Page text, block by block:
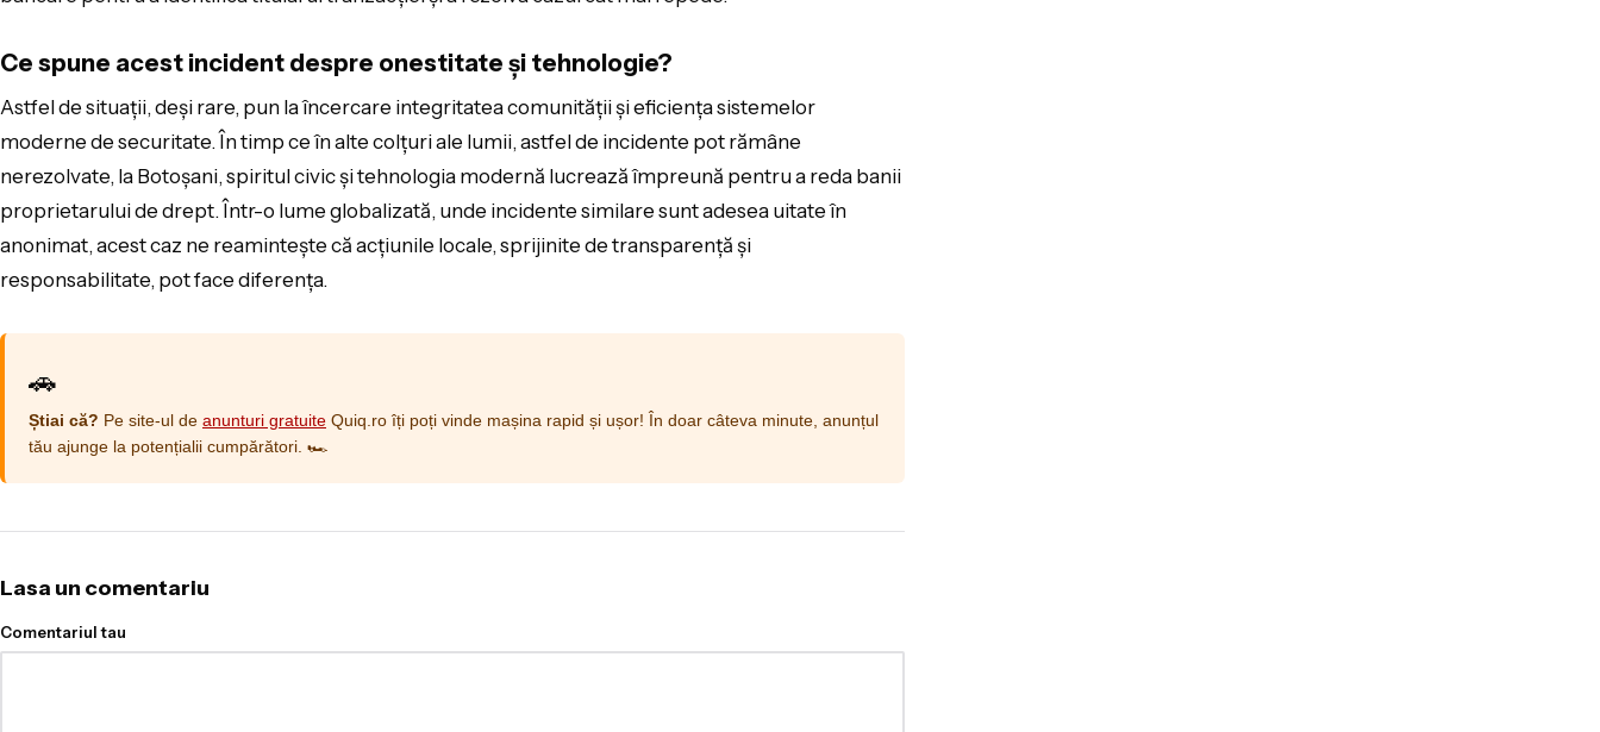
Ce spune acest incident despre onestitate și tehnologie?
Astfel de situații, deși rare, pun la încercare integritatea comunității și eficiența sistemelor
moderne de securitate. În timp ce în alte colțuri ale lumii, astfel de incidente pot rămâne
nerezolvate, la Botoșani, spiritul civic și tehnologia modernă lucrează împreună pentru a reda banii
proprietarului de drept. Într-o lume globalizată, unde incidente similare sunt adesea uitate în
anonimat, acest caz ne reamintește că acțiunile locale, sprijinite de transparență și
responsabilitate, pot face diferența.
🚗
Știai că? Pe site-ul de anunturi gratuite Quiq.ro îți poți vinde mașina rapid și ușor! În doar câteva minute, anunțul
tău ajunge la potențialii cumpărători. 🏎️
Lasa un comentariu
Comentariul tau